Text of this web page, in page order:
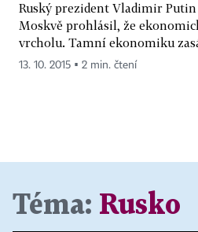
Ruský prezident Vladimir
Moskvě prohlásil, že
vrcholu. Tamní ekonomiku
13. 10. 2015 ▪ 2 min. čtení
Téma: Rusko